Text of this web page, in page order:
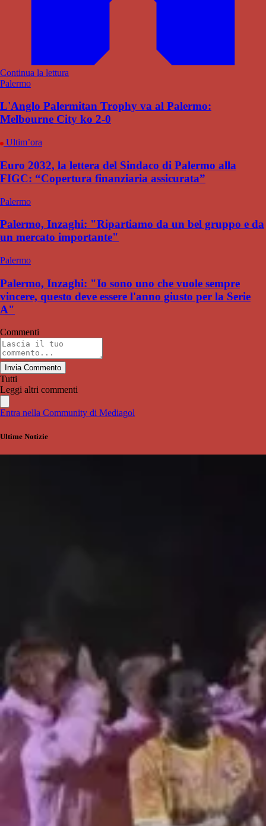
Continua la lettura
Palermo
L'Anglo Palermitan Trophy va al Palermo:
Melbourne City ko 2-0
Ultim’ora
Euro 2032, la lettera del Sindaco di Palermo alla
FIGC: “Copertura finanziaria assicurata”
Palermo
Palermo, Inzaghi: "Ripartiamo da un bel gruppo e da
un mercato importante"
Palermo
Palermo, Inzaghi: "Io sono uno che vuole sempre
vincere, questo deve essere l'anno giusto per la Serie
A"
Commenti
Invia Commento
Tutti
Leggi altri commenti
Entra nella Community di Mediagol
Ultime Notizie